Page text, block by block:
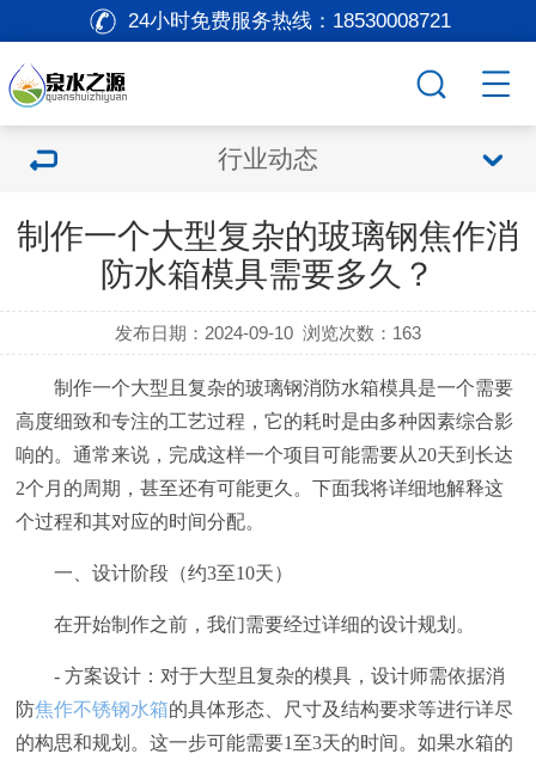
24小时免费服务热线： 18530008721
行业动态
制作一个大型复杂的玻璃钢焦作消
防水箱模具需要多久？
发布日期：2024-09-10 浏览次数： 163
制作一个大型且复杂的玻璃钢消防水箱模具是一个需要
高度细致和专注的工艺过程，它的耗时是由多种因素综合影
响的。通常来说，完成这样一个项目可能需要从20天到长达
2个月的周期，甚至还有可能更久。下面我将详细地解释这
个过程和其对应的时间分配。
一、设计阶段（约3至10天）
在开始制作之前，我们需要经过详细的设计规划。
- 方案设计：对于大型且复杂的模具，设计师需依据消
防焦作不锈钢水箱的具体形态、尺寸及结构要求等进行详尽
的构思和规划。这一步可能需要1至3天的时间。如果水箱的